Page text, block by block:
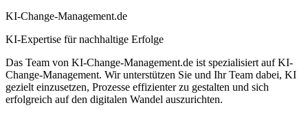
KI-Change-Management.de
KI-Expertise für nachhaltige Erfolge
Das Team von KI-Change-Management.de ist spezialisiert auf KI-
Change-Management. Wir unterstützen Sie und Ihr Team dabei, KI
gezielt einzusetzen, Prozesse effizienter zu gestalten und sich
erfolgreich auf den digitalen Wandel auszurichten.